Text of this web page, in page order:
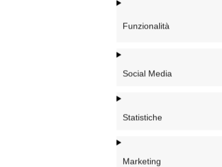
Funzionalità
Social Media
Statistiche
Marketing